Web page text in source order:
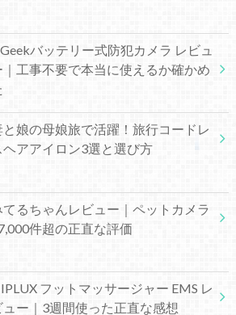
バッテリー式防犯カメラ レビュ
｜工事不要で本当に使えるか確かめ
と娘の母娘旅で活躍！旅行コードレ
ヘアアイロン3選と選び方
てるちゃんレビュー｜ペットカメラ
件超の正直な評価
フットマッサージャー EMS レ
ュー｜3週間使った正直な感想